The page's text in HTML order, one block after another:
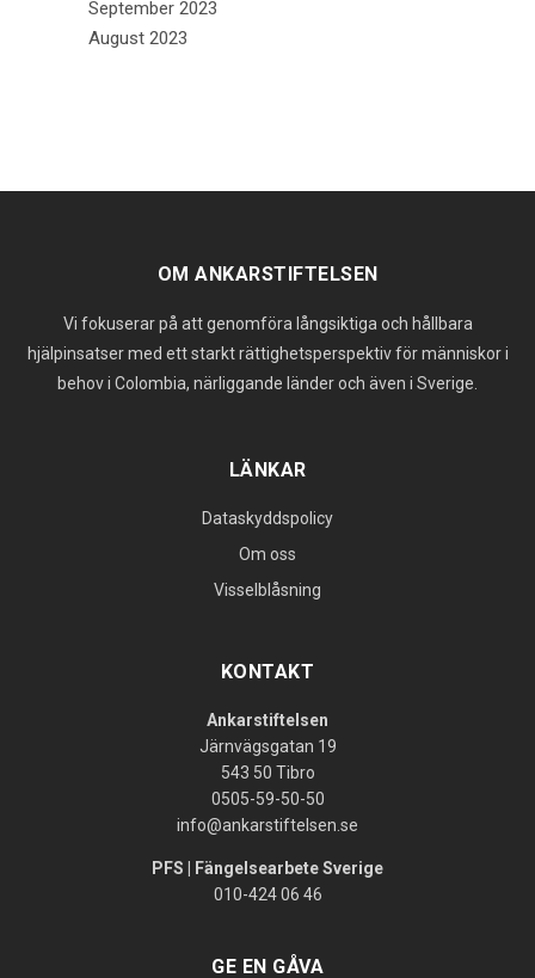
September 2023
August 2023
OM ANKARSTIFTELSEN
Vi fokuserar på att genomföra långsiktiga och hållbara
hjälpinsatser med ett starkt rättighetsperspektiv för människor i
behov i Colombia, närliggande länder och även i Sverige.
LÄNKAR
Dataskyddspolicy
Om oss
Visselblåsning
KONTAKT
Ankarstiftelsen
Järnvägsgatan 19
543 50 Tibro
0505-59-50-50
info@ankarstiftelsen.se
PFS | Fängelsearbete Sverige
010-424 06 46
GE EN GÅVA